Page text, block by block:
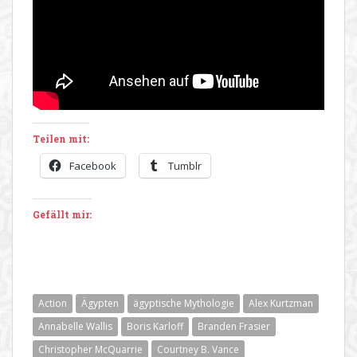
Teilen mit:
Facebook Tumblr
Gefällt mir:
Action Ägypten ägyptische Mythologie
Alex Kurtzman
Annabelle Wallis
Boris Karloff
Branden Frasier
Christopher McQuarrie
Courtney B. Vance